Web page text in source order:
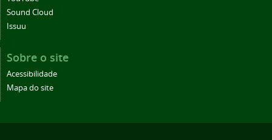
Sound Cloud
Issuu
Sobre o site
Acessibilidade
Mapa do site